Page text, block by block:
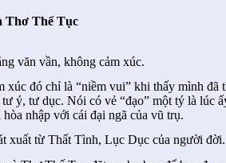
Thơ Thế Tục
văn vần, không cảm xúc.
xúc đó chỉ là “niềm vui” khi thấy mình đã
ý, tư dục. Nói có vẻ “đạo” một tý là lúc
nhập với cái đại ngã của vũ trụ.
xuất từ Thất Tình, Lục Dục của người đời.